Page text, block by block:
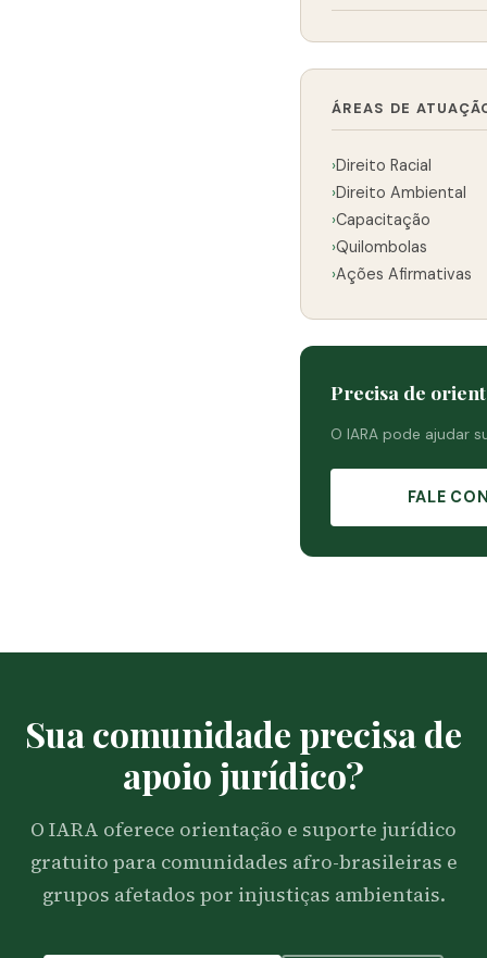
ÁREAS DE
›Direito Racial
›Direito Ambiental
›Capacitação
›Quilombolas
›Ações Afirmativas
Precisa de
O IARA pode ajudar
FALE
Sua comunidade precisa de
apoio jurídico?
O IARA oferece orientação e suporte jurídico
gratuito para comunidades afro-brasileiras e
grupos afetados por injustiças ambientais.